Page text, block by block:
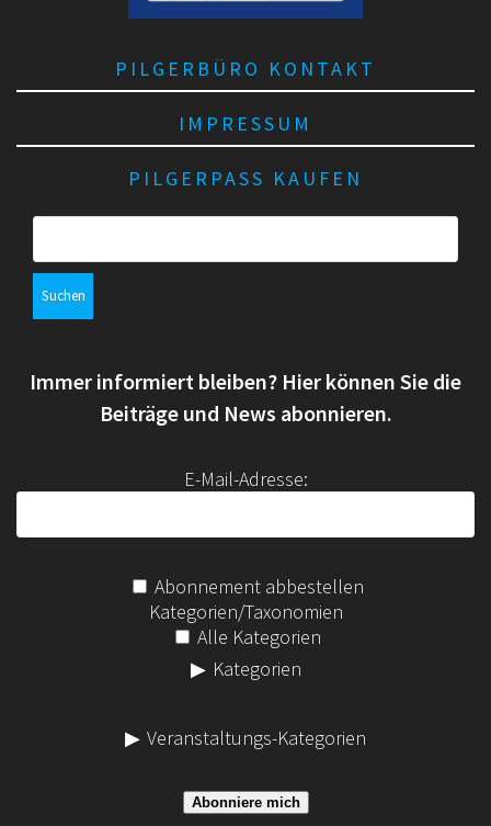
PILGERBÜRO KONTAKT
IMPRESSUM
PILGERPASS KAUFEN
n
a
:
Immer informiert bleiben? Hier können Sie die
Beiträge und News abonnieren.
E-Mail-Adresse:
Abonnement abbestellen
Kategorien/Taxonomien
Alle Kategorien
Kategorien
Veranstaltungs-Kategorien
Abonniere mich